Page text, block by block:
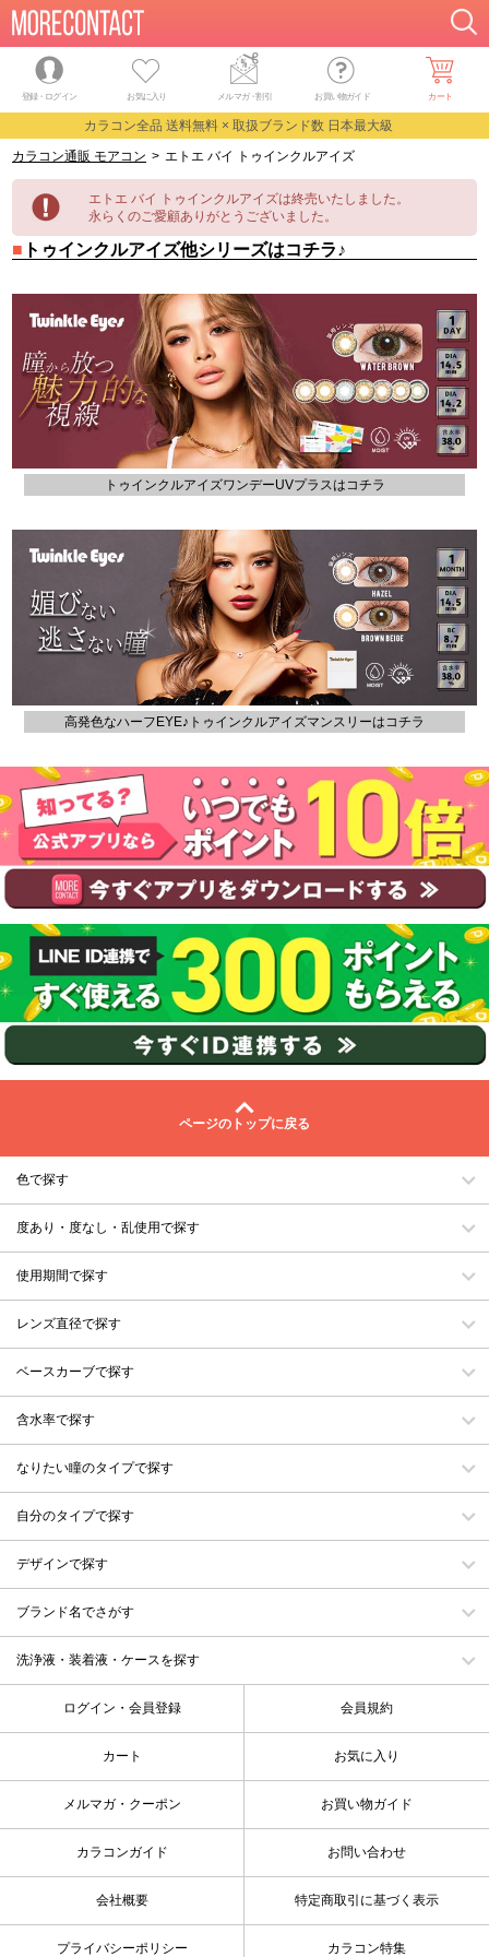
登録・ログイン お気に入り メルマガ・割引 お買い物ガイド カート
カラコン全品 送料無料 × 取扱ブランド数 日本最大級
カラコン通販 モアコン > エトエ バイ トゥインクルアイズ
エトエ バイ トゥインクルアイズは終売いたしました。
永らくのご愛顧ありがとうございました。
■ トゥインクルアイズ他シリーズはコチラ♪
トゥインクルアイズワンデーUVプラスはコチラ
高発色なハーフEYE♪トゥインクルアイズマンスリーはコチラ
ページのトップに戻る
色で探す
度あり・度なし・乱使用で探す
使用期間で探す
レンズ直径で探す
ベースカーブで探す
含水率で探す
なりたい瞳のタイプで探す
自分のタイプで探す
デザインで探す
ブランド名でさがす
洗浄液・装着液・ケースを探す
ログイン・会員登録 会員規約
カート お気に入り
メルマガ・クーポン お買い物ガイド
カラコンガイド お問い合わせ
会社概要 特定商取引に基づく表示
プライバシーポリシー カラコン特集